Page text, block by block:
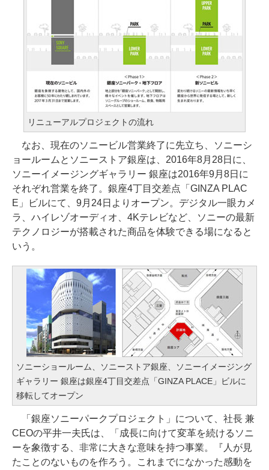
リニューアルプロジェクトの流れ
なお、現在のソニービル営業終了に先立ち、ソニーシ
ョールームとソニーストア銀座は、2016年8月28日に、
ソニーイメージングギャラリー 銀座は2016年9月8日に
それぞれ営業を終了。銀座4丁目交差点「GINZA PLAC
E」ビルにて、9月24日よりオープン。デジタル一眼カメ
ラ、ハイレゾオーディオ、4Kテレビなど、ソニーの最新
テクノロジーが搭載された商品を体験できる場になると
いう。
ソニーショールーム、ソニーストア銀座、ソニーイメージング
ギャラリー 銀座は銀座4丁目交差点「GINZA PLACE」ビルに
移転してオープン
「銀座ソニーパークプロジェクト」について、社長 兼
CEOの平井一夫氏は、「成長に向けて変革を続けるソニ
ーを象徴する、非常に大きな意味を持つ事業。『人が見
たことのないものを作ろう。これまでになかった感動を